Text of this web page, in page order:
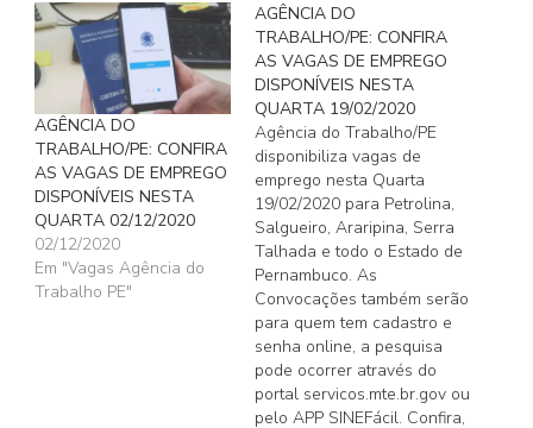
AGÊNCIA DO
TRABALHO/PE: CONFIRA
AS VAGAS DE EMPREGO
DISPONÍVEIS NESTA
QUARTA 02/12/2020
02/12/2020
Em "Vagas Agência do
Trabalho PE"
AGÊNCIA DO
TRABALHO/PE: CONFIRA
AS VAGAS DE EMPREGO
DISPONÍVEIS NESTA
QUARTA 19/02/2020
Agência do Trabalho/PE
disponibiliza vagas de
emprego nesta Quarta
19/02/2020 para Petrolina,
Salgueiro, Araripina, Serra
Talhada e todo o Estado de
Pernambuco. As
Convocações também serão
para quem tem cadastro e
senha online, a pesquisa
pode ocorrer através do
portal servicos.mte.br.gov ou
pelo APP SINEFácil. Confira,